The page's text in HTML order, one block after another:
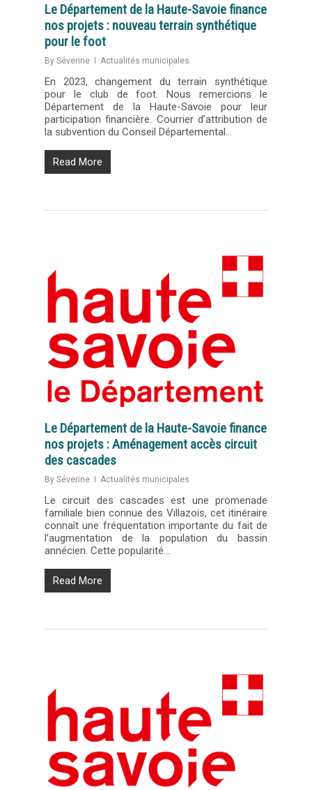
Le Département de la Haute-Savoie finance
nos projets : nouveau terrain synthétique
pour le foot
By Séverine Actualités municipales
En 2023, changement du terrain synthétique
pour le club de foot. Nous remercions le
Département de la Haute-Savoie pour leur
participation financière. Courrier d’attribution de
la subvention du Conseil Départemental…
Read More
Le Département de la Haute-Savoie finance
nos projets : Aménagement accès circuit
des cascades
By Séverine Actualités municipales
Le circuit des cascades est une promenade
familiale bien connue des Villazois, cet itinéraire
connaît une fréquentation importante du fait de
l’augmentation de la population du bassin
annécien. Cette popularité…
Read More